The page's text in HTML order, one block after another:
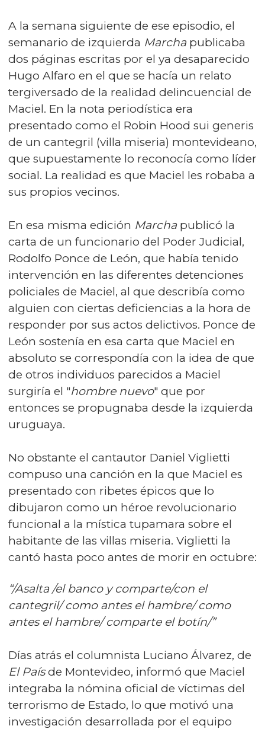
A la semana siguiente de ese episodio, el
semanario de izquierda Marcha publicaba
dos páginas escritas por el ya desaparecido
Hugo Alfaro en el que se hacía un relato
tergiversado de la realidad delincuencial de
Maciel. En la nota periodística era
presentado como el Robin Hood sui generis
de un cantegril (villa miseria) montevideano,
que supuestamente lo reconocía como líder
social. La realidad es que Maciel les robaba a
sus propios vecinos.
En esa misma edición Marchapublicó la
carta de un funcionario del Poder Judicial,
Rodolfo Ponce de León, que había tenido
intervención en las diferentes detenciones
policiales de Maciel, al que describía como
alguien con ciertas deficiencias a la hora de
responder por sus actos delictivos. Ponce de
León sostenía en esa carta que Maciel en
absoluto se correspondía con la idea de que
de otros individuos parecidos a Maciel
surgiría el "hombre nuevo" que por
entonces se propugnaba desde la izquierda
uruguaya.
No obstante el cantautor Daniel Viglietti
compuso una canción en la que Maciel es
presentado con ribetes épicos que lo
dibujaron como un héroe revolucionario
funcional a la mística tupamara sobre el
habitante de las villas miseria. Viglietti la
cantó hasta poco antes de morir en octubre:
“/Asalta /el banco y comparte/con el
cantegril/ como antes el hambre/ como
antes el hambre/ comparte el botín/”
Días atrás el columnista Luciano Álvarez, de
El Paísde Montevideo, informó que Maciel
integraba la nómina oficial de víctimas del
terrorismo de Estado, lo que motivó una
investigación desarrollada por el equipo